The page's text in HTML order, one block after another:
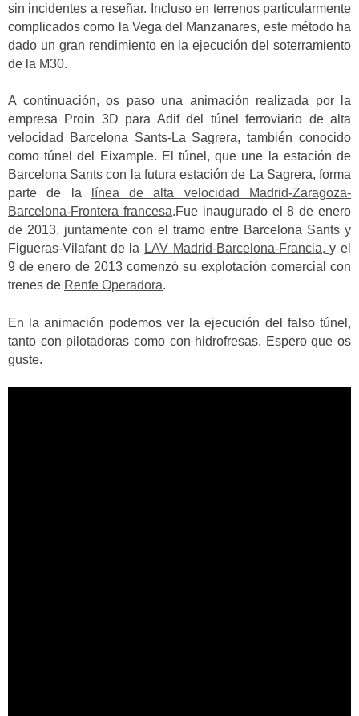
sin incidentes a reseñar. Incluso en terrenos particularmente
complicados como la Vega del Manzanares, este método ha
dado un gran rendimiento en la ejecución del soterramiento
de la M30.
A continuación, os paso una animación realizada por la
empresa Proin 3D para Adif del túnel ferroviario de alta
velocidad Barcelona Sants-La Sagrera, también conocido
como túnel del Eixample. El túnel, que une la estación de
Barcelona Sants con la futura estación de La Sagrera, forma
parte de la
línea de alta velocidad Madrid-Zaragoza-
Barcelona-Frontera francesa.Fue inaugurado el 8 de enero
de 2013, juntamente con el tramo entre Barcelona Sants y
Figueras-Vilafant de la LAV Madrid-Barcelona-Francia,y el
9 de enero de 2013 comenzó su explotación comercial con
trenes de Renfe Operadora.
En la animación podemos ver la ejecución del falso túnel,
tanto con pilotadoras como con hidrofresas. Espero que os
guste.